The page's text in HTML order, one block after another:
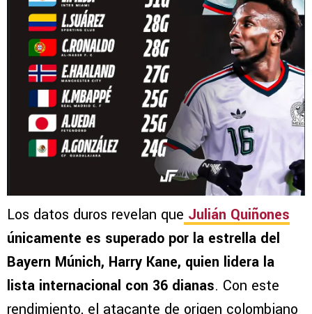
Los datos duros revelan que Julián Quiñones
únicamente es superado por la estrella del
Bayern Múnich, Harry Kane, quien lidera la
lista internacional con 36 dianas. Con este
rendimiento, el atacante de origen colombiano